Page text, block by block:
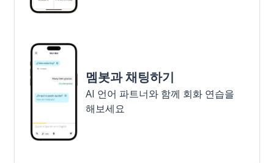
멤봇과 채팅하기
AI 언어 파트너와 함께 회화 연습을
해보세요